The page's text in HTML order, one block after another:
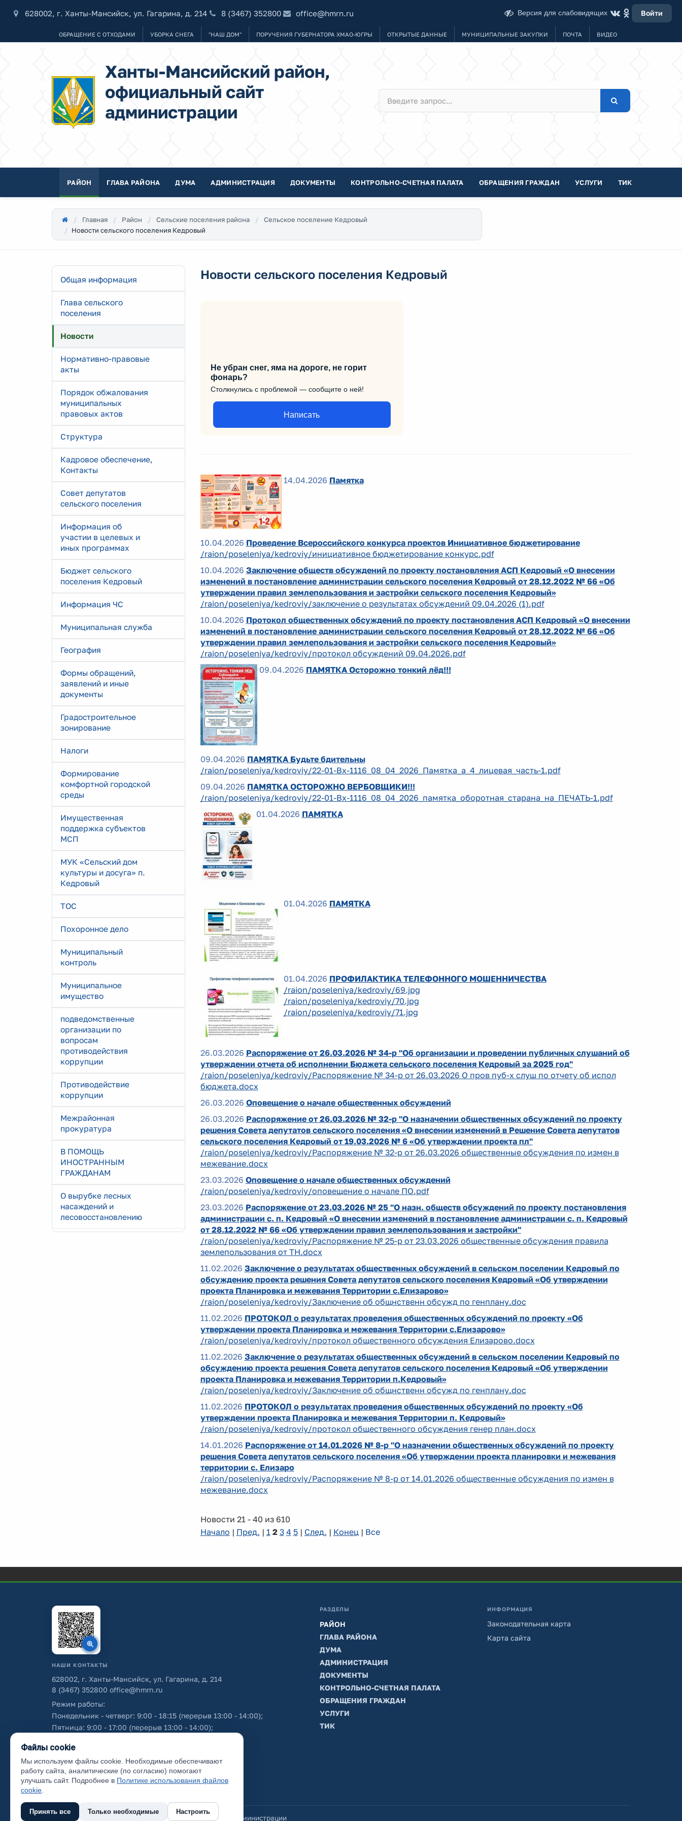
628002, г. Ханты-Мансийск, ул. Гагарина, д. 214 8 (3467) 352800 office@hmrn.ru Версия для слабовидящих Войти
ОБРАЩЕНИЕ С ОТХОДАМИ УБОРКА СНЕГА "НАШ ДОМ" ПОРУЧЕНИЯ ГУБЕРНАТОРА ХМАО-ЮГРЫ ОТКРЫТЫЕ ДАННЫЕ МУНИЦИПАЛЬНЫЕ ЗАКУПКИ ПОЧТА ВИДЕО
Ханты-Мансийский район,
официальный сайт
администрации
РАЙОН ГЛАВА РАЙОНА ДУМА АДМИНИСТРАЦИЯ ДОКУМЕНТЫ КОНТРОЛЬНО-СЧЕТНАЯ ПАЛАТА ОБРАЩЕНИЯ ГРАЖДАН УСЛУГИ ТИК
Главная Район Сельские поселения района
Сельское поселение Кедровый
Новости сельского поселения Кедровый
Общая информация
Глава сельского
поселения
Новости
Нормативно-правовые
акты
Порядок обжалования
муниципальных
правовых актов
Структура
Кадровое обеспечение,
Контакты
Совет депутатов
сельского поселения
Информация об
участии в целевых и
иных программах
Бюджет сельского
поселения Кедровый
Информация ЧС
Муниципальная служба
География
Формы обращений,
заявлений и иные
документы
Градостроительное
зонирование
Налоги
Формирование
комфортной городской
среды
Имущественная
поддержка субъектов
МСП
МУК «Сельский дом
культуры и досуга» п.
Кедровый
ТОС
Похоронное дело
Муниципальный
контроль
Муниципальное
имущество
подведомственные
организации по
вопросам
противодействия
коррупции
Противодействие
коррупции
Межрайонная
прокуратура
В ПОМОЩЬ
ИНОСТРАННЫМ
ГРАЖДАНАМ
О вырубке лесных
насаждений и
лесовосстановлению
Новости сельского поселения Кедровый
Не убран снег, яма на дороге, не горит
фонарь?
Столкнулись с проблемой — сообщите о ней!
Написать
14.04.2026 Памятка
10.04.2026 Проведение Всероссийского конкурса проектов Инициативное бюджетирование
/raion/poseleniya/kedroviy/инициативное бюджетирование конкурс.pdf
10.04.2026 Заключение обществ обсуждений по проекту постановления АСП Кедровый «О внесении
изменений в постановление администрации сельского поселения Кедровый от 28.12.2022 № 66 «Об
утверждении правил землепользования и застройки сельского поселения Кедровый»
/raion/poseleniya/kedroviy/заключение о результатах обсуждений 09.04.2026 (1).pdf
10.04.2026 Протокол общественных обсуждений по проекту постановления АСП Кедровый «О внесении
изменений в постановление администрации сельского поселения Кедровый от 28.12.2022 № 66 «Об
утверждении правил землепользования и застройки сельского поселения Кедровый»
/raion/poseleniya/kedroviy/протокол обсуждений 09.04.2026.pdf
09.04.2026 ПАМЯТКА Осторожно тонкий лёд!!!
09.04.2026 ПАМЯТКА Будьте бдительны
/raion/poseleniya/kedroviy/22-01-Вх-1116_08_04_2026_Памятка_а_4_лицевая_часть-1.pdf
09.04.2026 ПАМЯТКА ОСТОРОЖНО ВЕРБОВЩИКИ!!!
/raion/poseleniya/kedroviy/22-01-Вх-1116_08_04_2026_памятка_оборотная_старана_на_ПЕЧАТЬ-1.pdf
01.04.2026 ПАМЯТКА
01.04.2026 ПАМЯТКА
01.04.2026 ПРОФИЛАКТИКА ТЕЛЕФОННОГО МОШЕННИЧЕСТВА
/raion/poseleniya/kedroviy/69.jpg
/raion/poseleniya/kedroviy/70.jpg
/raion/poseleniya/kedroviy/71.jpg
26.03.2026 Распоряжение от 26.03.2026 № 34-р "Об организации и проведении публичных слушаний об
утверждении отчета об исполнении Бюджета сельского поселения Кедровый за 2025 год"
/raion/poseleniya/kedroviy/Распоряжение № 34-р от 26.03.2026 О пров пуб-х слуш по отчету об испол
бюджета.docx
26.03.2026 Оповещение о начале общественных обсуждений
26.03.2026 Распоряжение от 26.03.2026 № 32-р "О назначении общественных обсуждений по проекту
решения Совета депутатов сельского поселения «О внесении изменений в Решение Совета депутатов
сельского поселения Кедровый от 19.03.2026 № 6 «Об утверждении проекта пл"
/raion/poseleniya/kedroviy/Распоряжение № 32-р от 26.03.2026 общественные обсуждения по измен в
межевание.docx
23.03.2026 Оповещение о начале общественных обсуждений
/raion/poseleniya/kedroviy/оповещение о начале ПО.pdf
23.03.2026 Распоряжение от 23.03.2026 № 25 "О назн. обществ обсуждений по проекту постановления
администрации с. п. Кедровый «О внесении изменений в постановление администрации с. п. Кедровый
от 28.12.2022 № 66 «Об утверждении правил землепользования и застройки"
/raion/poseleniya/kedroviy/Распоряжение № 25-р от 23.03.2026 общественные обсуждения правила
землепользования от ТН.docx
11.02.2026 Заключение о результатах общественных обсуждений в сельском поселении Кедровый по
обсуждению проекта решения Совета депутатов сельского поселения Кедровый «Об утверждении
проекта Планировка и межевания Территории с.Елизарово»
/raion/poseleniya/kedroviy/Заключение об общнственн обсужд по генплану.doc
11.02.2026 ПРОТОКОЛ о результатах проведения общественных обсуждений по проекту «Об
утверждении проекта Планировка и межевания Территории с.Елизарово»
/raion/poseleniya/kedroviy/протокол общественного обсуждения Елизарово.docx
11.02.2026 Заключение о результатах общественных обсуждений в сельском поселении Кедровый по
обсуждению проекта решения Совета депутатов сельского поселения Кедровый «Об утверждении
проекта Планировка и межевания Территории п.Кедровый»
/raion/poseleniya/kedroviy/Заключение об общнственн обсужд по генплану.doc
11.02.2026 ПРОТОКОЛ о результатах проведения общественных обсуждений по проекту «Об
утверждении проекта Планировка и межевания Территории п. Кедровый»
/raion/poseleniya/kedroviy/протокол общественного обсуждения генер план.docx
14.01.2026 Распоряжение от 14.01.2026 № 8-р "О назначении общественных обсуждений по проекту
решения Совета депутатов сельского поселения «Об утверждении проекта планировки и межевания
территории с. Елизаро
/raion/poseleniya/kedroviy/Распоряжение № 8-р от 14.01.2026 общественные обсуждения по измен в
межевание.docx
Новости 21 - 40 из 610
Начало | Пред. | 1 2 3 4 5| След. | Конец | Все
НАШИ КОНТАКТЫ
628002, г. Ханты-Мансийск, ул. Гагарина, д. 214
8 (3467) 352800 office@hmrn.ru
Режим работы:
Понедельник - четверг: 9:00 - 18:15 (перерыв 13:00 - 14:00);
Пятница: 9:00 - 17:00 (перерыв 13:00 - 14:00);
Об использовании персональных данных
РАЗДЕЛЫ
РАЙОН
ГЛАВА РАЙОНА
ДУМА
АДМИНИСТРАЦИЯ
ДОКУМЕНТЫ
КОНТРОЛЬНО-СЧЕТНАЯ ПАЛАТА
ОБРАЩЕНИЯ ГРАЖДАН
УСЛУГИ
ТИК
ИНФОРМАЦИЯ
Законодательная карта
Карта сайта
(с) 2017 Ханты-Мансийский район, официальный сайт администрации
Файлы cookie
Мы используем файлы cookie. Необходимые обеспечивают
работу сайта, аналитические (по согласию) помогают
улучшать сайт. Подробнее в Политике использования файлов
cookie
Принять все Только необходимые Настроить